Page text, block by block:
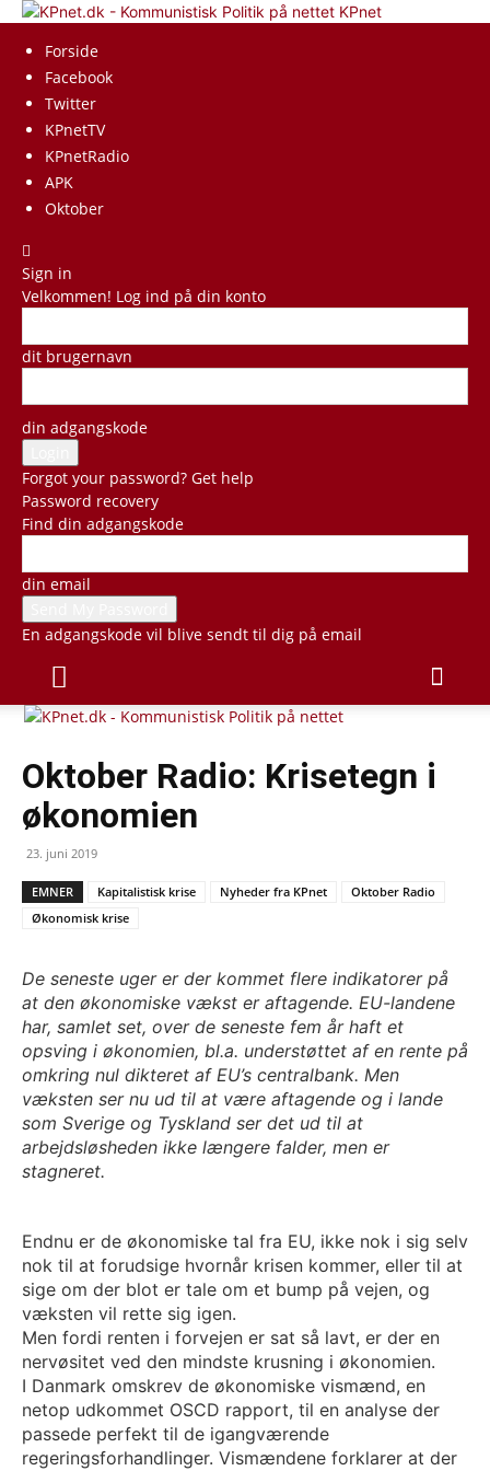
KPnet
Forside
Facebook
Twitter
KPnetTV
KPnetRadio
APK
Oktober
Sign in
Velkommen! Log ind på din konto
dit brugernavn
din adgangskode
Forgot your password? Get help
Password recovery
Find din adgangskode
din email
En adgangskode vil blive sendt til dig på email
Oktober Radio: Krisetegn i
økonomien
23. juni 2019
EMNER Kapitalistisk krise Nyheder fra KPnet
Oktober Radio
Økonomisk krise
De seneste uger er der kommet flere indikatorer på
at den økonomiske vækst er aftagende. EU-landene
har, samlet set, over de seneste fem år haft et
opsving i økonomien, bl.a. understøttet af en rente på
omkring nul dikteret af EU’s centralbank. Men
væksten ser nu ud til at være aftagende og i lande
som Sverige og Tyskland ser det ud til at
arbejdsløsheden ikke længere falder, men er
stagneret.
Endnu er de økonomiske tal fra EU, ikke nok i sig selv
nok til at forudsige hvornår krisen kommer, eller til at
sige om der blot er tale om et bump på vejen, og
væksten vil rette sig igen.
Men fordi renten i forvejen er sat så lavt, er der en
nervøsitet ved den mindste krusning i økonomien.
I Danmark omskrev de økonomiske vismænd, en
netop udkommet OSCD rapport, til en analyse der
passede perfekt til de igangværende
regeringsforhandlinger. Vismændene forklarer at der